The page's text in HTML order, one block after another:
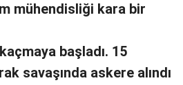
mühendisliği kara bir
başladı. 15
savaşında askere alındı